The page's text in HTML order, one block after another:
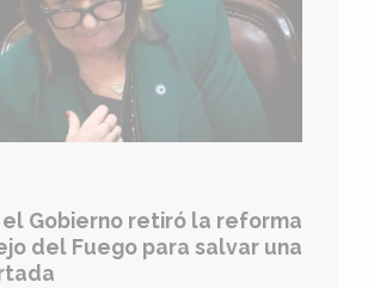
Gobierno retiró la reforma
del Fuego para salvar una